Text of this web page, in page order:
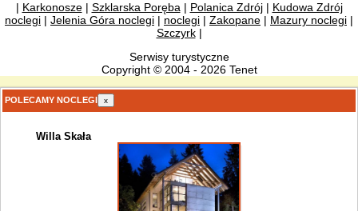
| Karkonosze| Szklarska Poręba| Polanica Zdrój| Kudowa Zdrój
noclegi | Jelenia Góra noclegi | noclegi | Zakopane | Mazury noclegi |
Szczyrk|
Serwisy turystyczne
Copyright © 2004 - 2026 Tenet
POLECAMY NOCLEGI x
Willa Skała